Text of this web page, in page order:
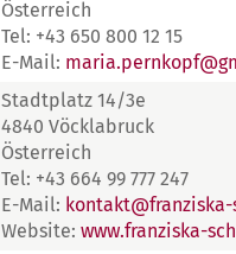
Österreich
Tel: +43 650 800 12 15
E-Mail:
Stadtplatz 14/3e
4840 Vöcklabruck
Österreich
Tel: +43 664 99 777 247
E-Mail:
Website: www.franziska-